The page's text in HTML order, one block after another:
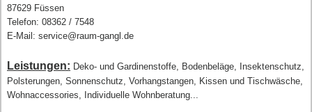
87629 Füssen
Telefon: 08362 / 7548
E-Mail: service@raum-gangl.de
Leistungen: Deko- und Gardinenstoffe, Bodenbeläge, Insektenschutz,
Polsterungen, Sonnenschutz, Vorhangstangen, Kissen und Tischwäsche,
Wohnaccessories, Individuelle Wohnberatung...